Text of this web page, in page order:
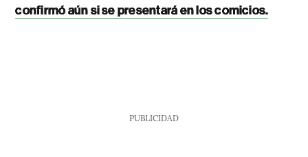
confirmó aún si se presentará en los comicios.
PUBLICIDAD